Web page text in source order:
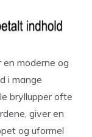
en moderne og
i mange
bryllupper ofte
giver en
og uformel